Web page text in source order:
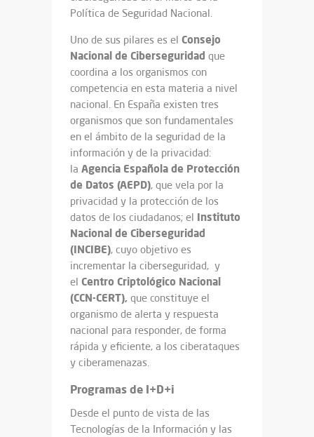
Política de Seguridad Nacional.
Uno de sus pilares es el Consejo
Nacional de Ciberseguridad que
coordina a los organismos con
competencia en esta materia a nivel
nacional. En España existen tres
organismos que son fundamentales
en el ámbito de la seguridad de la
información y de la privacidad:
la Agencia Española de Protección
de Datos (AEPD), que vela por la
privacidad y la protección de los
datos de los ciudadanos; el Instituto
Nacional de Ciberseguridad
(INCIBE), cuyo objetivo es
incrementar la ciberseguridad, y
el Centro Criptológico Nacional
(CCN-CERT), que constituye el
organismo de alerta y respuesta
nacional para responder, de forma
rápida y eficiente, a los ciberataques
y ciberamenazas.
Programas de I+D+i
Desde el punto de vista de las
Tecnologías de la Información y las